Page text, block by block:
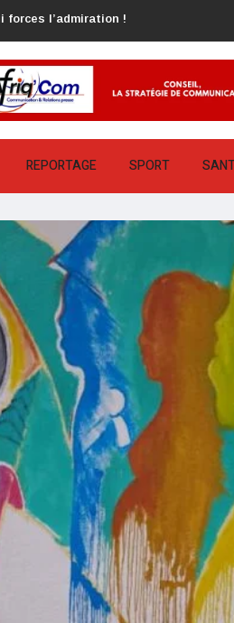
forces l’admiration !
REPORTAGE SPORT